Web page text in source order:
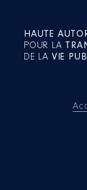
HAUTE
POUR LA
DE LA VIE